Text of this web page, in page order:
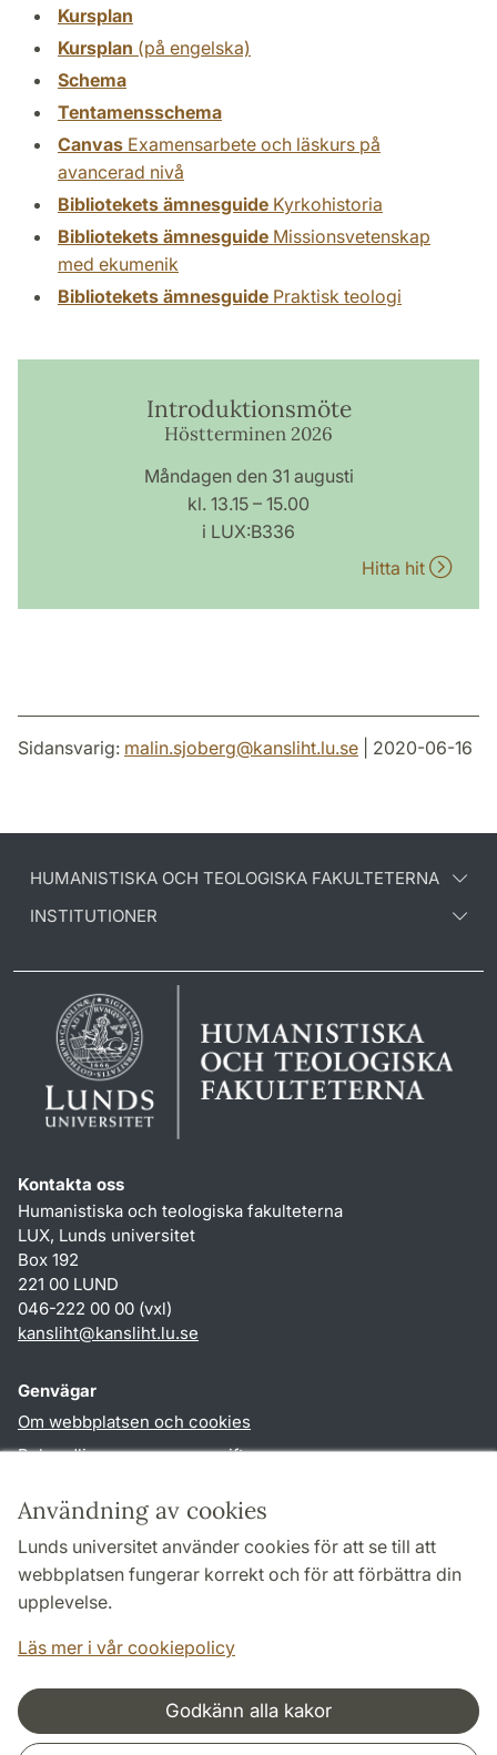
Användning av cookies
Lunds universitet använder cookies för att se till att
webbplatsen fungerar korrekt och för att förbättra din
upplevelse.
Läs mer i vår cookiepolicy
Godkänn alla kakor
Kursplan
Kursplan (på engelska)
Schema
Tentamensschema
Canvas Examensarbete och läskurs på
avancerad nivå
Bibliotekets ämnesguide Kyrkohistoria
Bibliotekets ämnesguide Missionsvetenskap
med ekumenik
Bibliotekets ämnesguide Praktisk teologi
Introduktionsmöte
Höstterminen 2026
Måndagen den 31 augusti
kl. 13.15 – 15.00
i LUX:B336
Hitta hit
Sidansvarig: malin.sjoberg@kansliht.lu.se | 2020-06-16
HUMANISTISKA OCH TEOLOGISKA FAKULTETERNA
INSTITUTIONER
Kontakta oss
Humanistiska och teologiska fakulteterna
LUX, Lunds universitet
Box 192
221 00 LUND
046-222 00 00 (vxl)
kansliht@kansliht.lu.se
Genvägar
Om webbplatsen och cookies
Behandling av personuppgifter
TYPO3-login
Följ oss i sociala medier
Samarbeten och nätverk